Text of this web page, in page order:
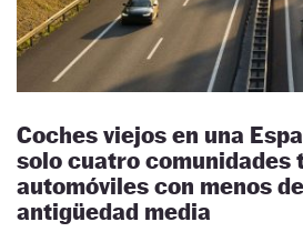
Coches viejos en una
solo cuatro comunidades
automóviles con menos
antigüedad media